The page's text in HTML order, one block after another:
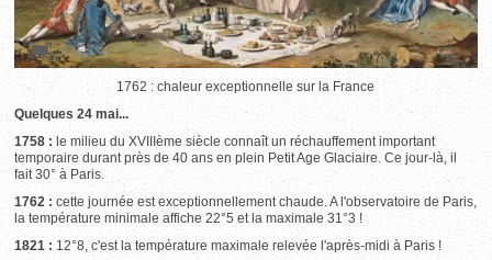
1762 : chaleur exceptionnelle sur la France
Quelques 24 mai...
1758 : le milieu du XVIIIème siècle connaît un réchauffement important
temporaire durant près de 40 ans en plein Petit Age Glaciaire. Ce jour-là, il
fait 30° à Paris.
1762 : cette journée est exceptionnellement chaude. A l'observatoire de Paris,
la température minimale affiche 22°5 et la maximale 31°3 !
1821 : 12°8, c'est la température maximale relevée l'après-midi à Paris !